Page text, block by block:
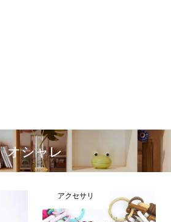
オシャレ
アクセサリ